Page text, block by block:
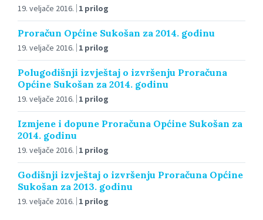
19. veljače 2016. 1 prilog
Proračun Općine Sukošan za 2014. godinu
19. veljače 2016. 1 prilog
Polugodišnji izvještaj o izvršenju Proračuna
Općine Sukošan za 2014. godinu
19. veljače 2016. 1 prilog
Izmjene i dopune Proračuna Općine Sukošan za
2014. godinu
19. veljače 2016. 1 prilog
Godišnji izvještaj o izvršenju Proračuna Općine
Sukošan za 2013. godinu
19. veljače 2016. 1 prilog